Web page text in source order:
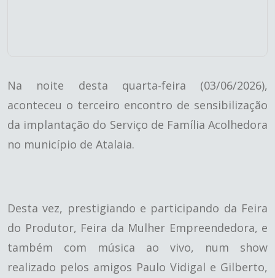
Na noite desta quarta-feira (03/06/2026),
aconteceu o terceiro encontro de sensibilização
da implantação do Serviço de Família Acolhedora
no município de Atalaia.
Desta vez, prestigiando e participando da Feira
do Produtor, Feira da Mulher Empreendedora, e
também com música ao vivo, num show
realizado pelos amigos Paulo Vidigal e Gilberto,